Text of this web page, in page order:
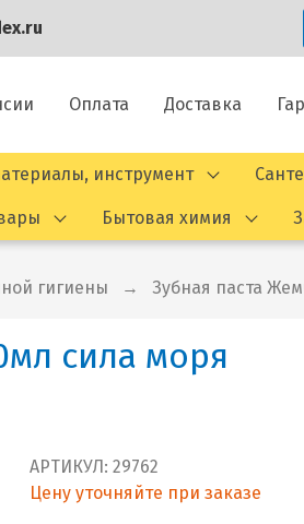
Оплата Доставка
инструмент
Бытовая химия
гигиены Зубная паста
сила моря
АРТИКУЛ: 29762
Цену уточняйте при заказе